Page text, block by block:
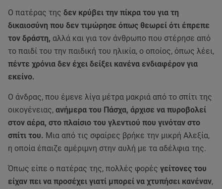
Ο πατέρας της δεν κρύβει την πίκρα του για τη
δικαιοσύνη που δεν τιμώρησε όπως θεωρεί ότι έπρεπε
τον δράστη, αλλά και για τον άνθρωπο που στέρησε από
το παιδί του την παιδική του ηλικία, ο οποίος, όπως λέει,
πέντε χρόνια δεν έχει δείξει κανένα ενδιαφέρον για
εκείνο.
Ο άνδρας, που έμενε λίγα μέτρα μακριά από το σπίτι της
οικογένειας, ανήμερα του Πάσχα, άρχισε να πυροβολεί
στον αέρα, στο πλαίσιο του γλεντιού που γινόταν στο
σπίτι του. Μια από τις σφαίρες βρήκε την μικρή Αλεξία,
η οποία έπαιζε αμέριμνη στην αυλή με τα αδέλφια της.
Όπως είπε ο πατέρας της, πολλές φορές γείτονες του
είχαν πει να προσέχει γιατί μπορεί να χτυπήσει κανέναν,